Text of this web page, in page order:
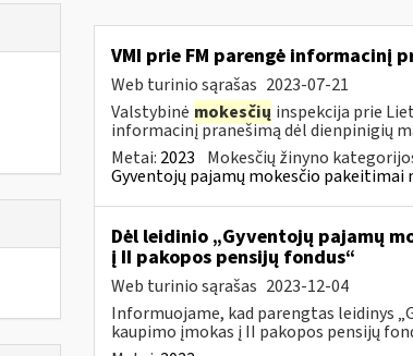
VMI prie FM parengė informacinį
Web turinio sąrašas 2023-07-21
Valstybinė mokesčių inspekcija prie
informacinį pranešimą dėl dienpinigių
Metai: 2023 Mokesčių žinyno
Gyventojų pajamų mokesčio pakeitimai
Dėl leidinio „Gyventojų pajamų
į II pakopos pensijų fondus“
Web turinio sąrašas 2023-12-04
Informuojame, kad parengtas leidinys
kaupimo įmokas į II pakopos pensijų